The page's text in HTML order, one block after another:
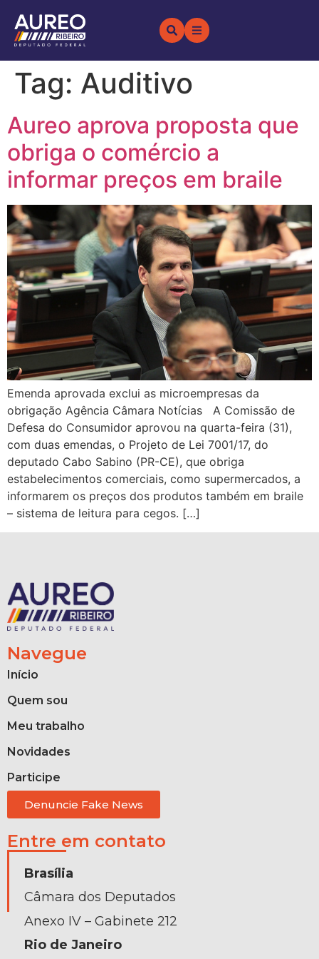
Tag: Auditivo
Aureo aprova proposta que
obriga o comércio a
informar preços em braile
Emenda aprovada exclui as microempresas da
obrigação Agência Câmara Notícias A Comissão de
Defesa do Consumidor aprovou na quarta-feira (31),
com duas emendas, o Projeto de Lei 7001/17, do
deputado Cabo Sabino (PR-CE), que obriga
estabelecimentos comerciais, como supermercados, a
informarem os preços dos produtos também em braile
– sistema de leitura para cegos. […]
Navegue
Início
Quem sou
Meu trabalho
Novidades
Participe
Denuncie Fake News
Entre em contato
Brasília
Câmara dos Deputados
Anexo IV – Gabinete 212
Rio de Janeiro